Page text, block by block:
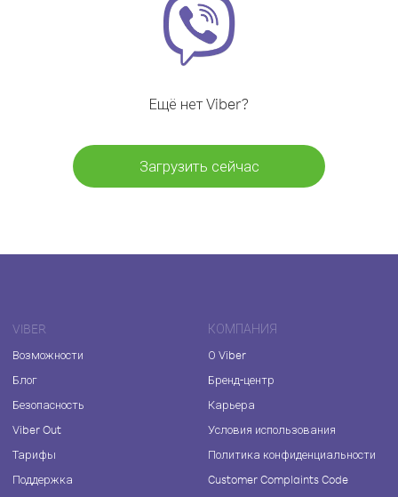
Ещё нет Viber?
Загрузить сейчас
VIBER
Возможности
Блог
Безопасность
Viber Out
Тарифы
Поддержка
КОМПАНИЯ
О Viber
Бренд-центр
Карьера
Условия использования
Политика конфиденциальности
Customer Complaints Code